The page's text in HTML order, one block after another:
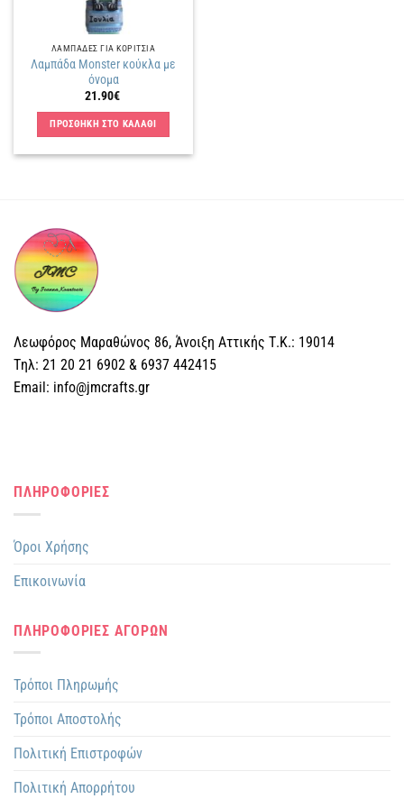
ΛΑΜΠΑΔΕΣ ΓΙΑ ΚΟΡΙΤΣΙΑ
Λαμπάδα Monster κούκλα με
όνομα
21.90€
ΠΡΟΣΘΗΚΗ ΣΤΟ ΚΑΛΑΘΙ
Λεωφόρος Μαραθώνος 86, Άνοιξη Αττικής Τ.Κ.: 19014
Tηλ: 21 20 21 6902 & 6937 442415
Email: info@jmcrafts.gr
ΠΛΗΡΟΦΟΡΙΕΣ
Όροι Χρήσης
Επικοινωνία
ΠΛΗΡΟΦΟΡΙΕΣ ΑΓΟΡΩΝ
Τρόποι Πληρωμής
Τρόποι Αποστολής
Πολιτική Επιστροφών
Πολιτική Απορρήτου